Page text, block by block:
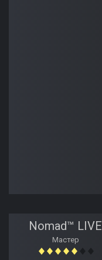
Nomad™ LIVE
Мастер